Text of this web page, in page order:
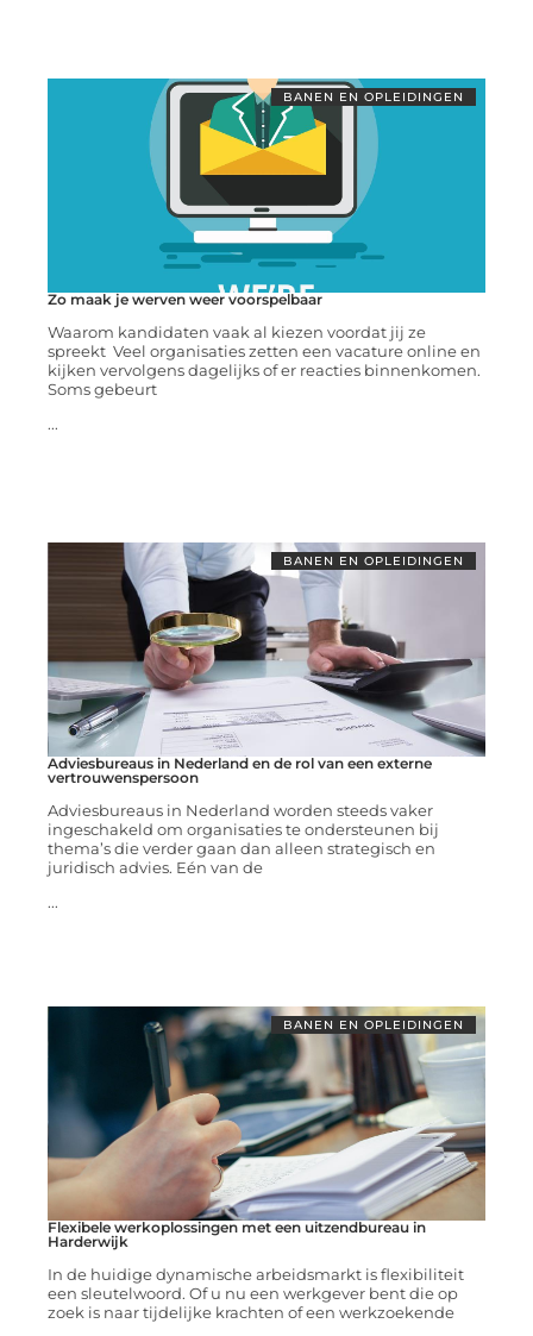
BANEN EN OPLEIDINGEN
Zo maak je werven weer voorspelbaar
Waarom kandidaten vaak al kiezen voordat jij ze
spreekt Veel organisaties zetten een vacature online en
kijken vervolgens dagelijks of er reacties binnenkomen.
Soms gebeurt
...
BANEN EN OPLEIDINGEN
Adviesbureaus in Nederland en de rol van een externe
vertrouwenspersoon
Adviesbureaus in Nederland worden steeds vaker
ingeschakeld om organisaties te ondersteunen bij
thema’s die verder gaan dan alleen strategisch en
juridisch advies. Eén van de
...
BANEN EN OPLEIDINGEN
Flexibele werkoplossingen met een uitzendbureau in
Harderwijk
In de huidige dynamische arbeidsmarkt is flexibiliteit
een sleutelwoord. Of u nu een werkgever bent die op
zoek is naar tijdelijke krachten of een werkzoekende